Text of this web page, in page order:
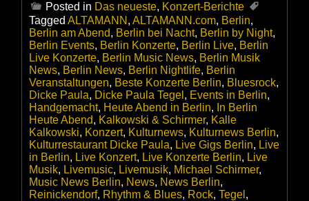
Posted in Das neueste, Konzert-Berichte
Tagged ALTAMANN , ALTAMANN.com, Berlin,
Berlin am Abend, Berlin bei Nacht, Berlin by Night,
Berlin Events, Berlin Konzerte, Berlin Live, Berlin
Live Konzerte, Berlin Music News, Berlin Musik
News, Berlin News, Berlin Nightlife, Berlin
Veranstaltungen, Beste Konzerte Berlin, Bluesrock,
Dicke Paula, Dicke Paula Tegel , Events in Berlin,
Handgemacht, Heute Abend in Berlin, In Berlin
Heute Abend, Kalkowski & Schirmer, Kalle
Kalkowski, Konzert, Kulturnews, Kulturnews Berlin,
Kulturrestaurant Dicke Paula, Live Gigs Berlin, Live
in Berlin, Live Konzert, Live Konzerte Berlin, Live
Musik, Livemusic, Livemusik, Michael Schirmer,
Music News Berlin, News, News Berlin,
Reinickendorf, Rhythm & Blues, Rock, Tegel ,